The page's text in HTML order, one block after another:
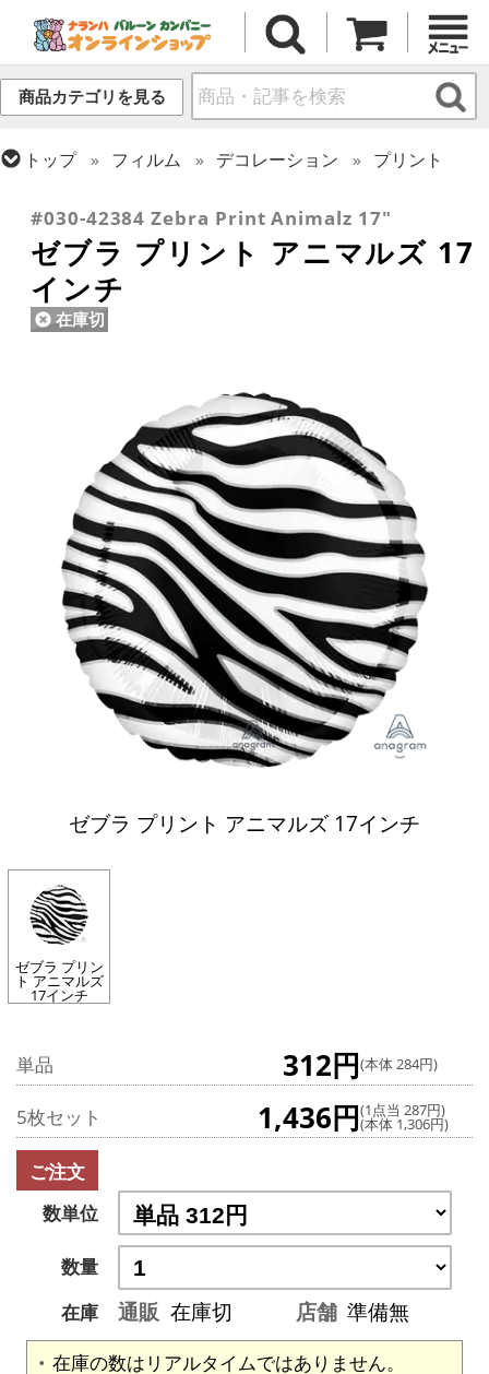
商品カテゴリを見る
トップ フィルム デコレーション
プリント
#030-42384 Zebra Print Animalz 17"
ゼブラ プリント アニマルズ 17
インチ
在庫切
ゼブラ プリント アニマルズ 17インチ
ゼブラ プリン
ト アニマルズ
17インチ
単品 312円(本体 284円)
5枚セット 1,436円(1点当 287円)
(本体 1,306円)
ご注文
数単位
数量
在庫
通販 在庫切 店舗 準備無
在庫の数はリアルタイムではありません。